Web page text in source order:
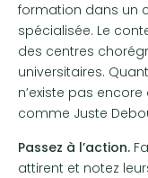
formation dans un
spécialisée. Le
des centres
universitaires.
n’existe pas
comme Juste
Passez à l’action.
attirent et notez